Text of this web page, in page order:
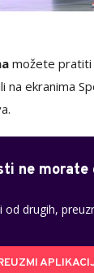
možete pratiti
na ekranima
ne
od drugih,